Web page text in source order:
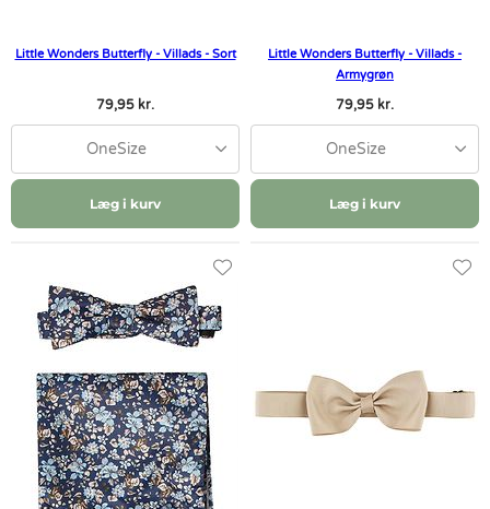
Little Wonders Butterfly - Villads - Sort
79,95 kr.
OneSize
Læg i kurv
Little Wonders Butterfly - Villads -
Armygrøn
79,95 kr.
OneSize
Læg i kurv